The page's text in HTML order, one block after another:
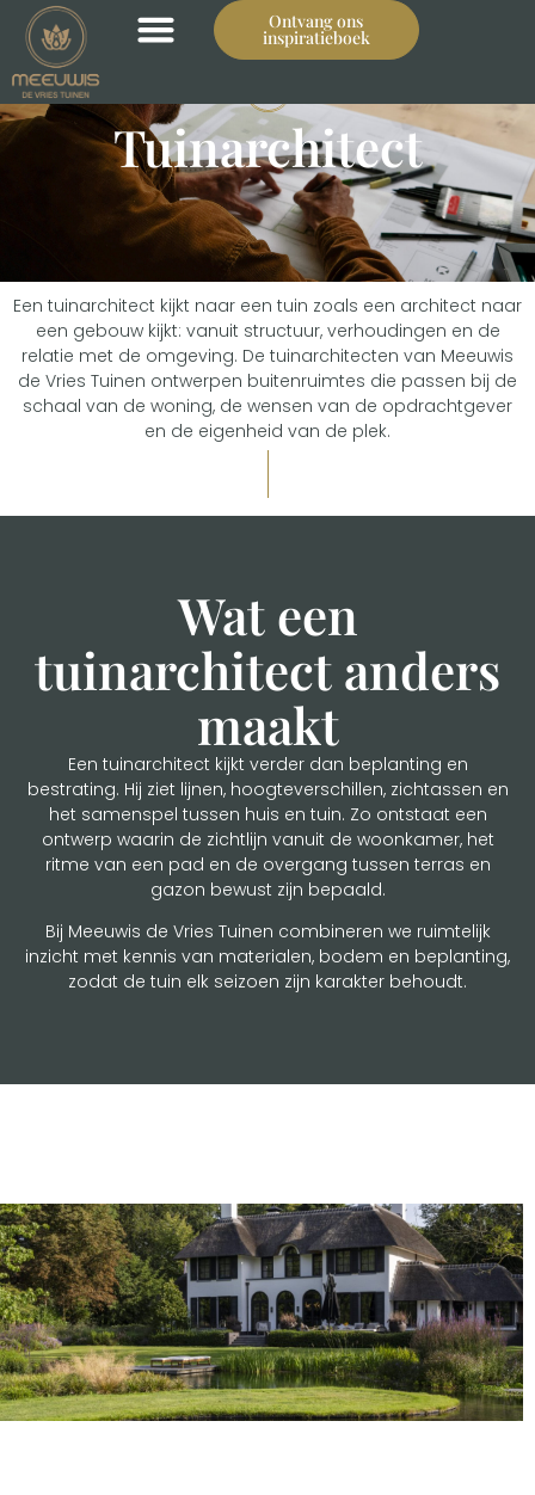
Ontvang ons
inspiratieboek
Tuinarchitect
Een tuinarchitect kijkt naar een tuin zoals een architect naar
een gebouw kijkt: vanuit structuur, verhoudingen en de
relatie met de omgeving. De tuinarchitecten van Meeuwis
de Vries Tuinen ontwerpen buitenruimtes die passen bij de
schaal van de woning, de wensen van de opdrachtgever
en de eigenheid van de plek.
Wat een
tuinarchitect anders
maakt
Een tuinarchitect kijkt verder dan beplanting en
bestrating. Hij ziet lijnen, hoogteverschillen, zichtassen en
het samenspel tussen huis en tuin. Zo ontstaat een
ontwerp waarin de zichtlijn vanuit de woonkamer, het
ritme van een pad en de overgang tussen terras en
gazon bewust zijn bepaald.
Bij Meeuwis de Vries Tuinen combineren we ruimtelijk
inzicht met kennis van materialen, bodem en beplanting,
zodat de tuin elk seizoen zijn karakter behoudt.